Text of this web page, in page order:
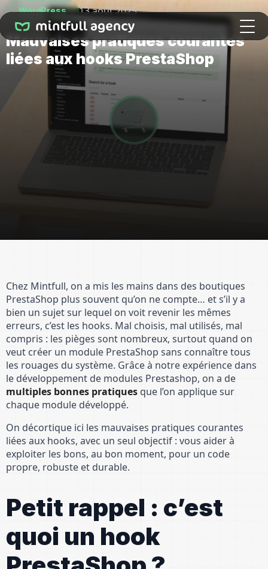
WordPress 13 août 2025
Mauvaises pratiques courantes
liées aux hooks PrestaShop
Chez Mintfull, on a mis les mains dans des boutiques
PrestaShop plus souvent qu’on ne compte… et s’il y a
bien un sujet sur lequel on voit revenir les mêmes
erreurs, c’est les hooks. Mal choisis, mal utilisés, mal
compris : les pièges sont nombreux, surtout quand on
veut créer un module PrestaShop sans connaître tous
les rouages du système. Grâce à notre expérience dans
le développement de modules Prestashop, on a de
multiples bonnes pratiques que l’on applique sur
chaque module développé.
On décortique ici les mauvaises pratiques courantes
liées aux hooks, avec un seul objectif : vous aider à
exploiter les bons, au bon moment, pour un code
propre, robuste et durable.
Petit rappel : c’est
quoi un hook